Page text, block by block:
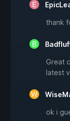
thank
Great
latest
ok i